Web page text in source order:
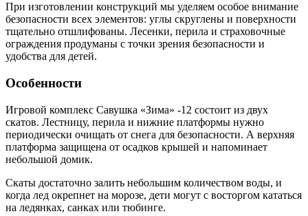
При изготовлении конструкций мы уделяем особое внимание
безопасности всех элементов: углы скруглены и поверхности
тщательно отшлифованы. Лесенки, перила и страховочные
ограждения продуманы с точки зрения безопасности и
удобства для детей.
Особенности
Игровой комплекс Савушка «Зима» -12 состоит из двух
скатов. Лестницу, перила и нижние платформы нужно
периодически очищать от снега для безопасности. А верхняя
платформа защищена от осадков крышей и напоминает
небольшой домик.
Скаты достаточно залить небольшим количеством воды, и
когда лед окрепнет на морозе, дети могут с восторгом кататься
на ледянках, санках или тюбинге.